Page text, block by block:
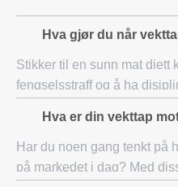
Hva gjør du når
Stikker til en sunn mat diett
fengselsstraff og å ha
beslutning ved hvert måltid
Hva er din vekttap
Har du noen gang tenkt på
på markedet i dag? Med